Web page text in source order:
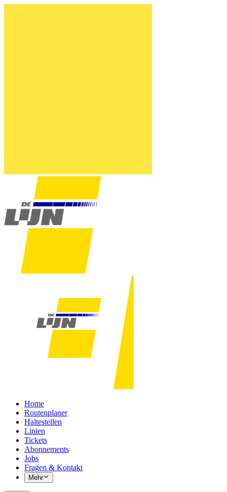
Home
Routenplaner
Haltestellen
Linien
Tickets
Abonnements
Jobs
Fragen & Kontakt
Mehr